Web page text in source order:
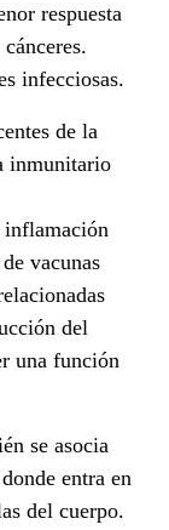
respuesta
infecciosas.
de la
inmunitario
inflamación
vacunas
del
una función
se asocia
entra en
del cuerpo.